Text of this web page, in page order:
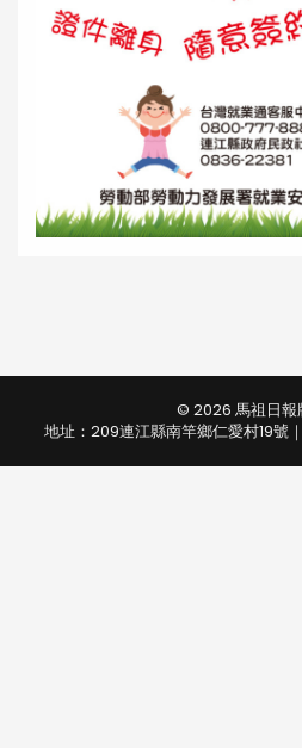
© 2026 馬祖日報
地址：209連江縣南竿鄉仁愛村19